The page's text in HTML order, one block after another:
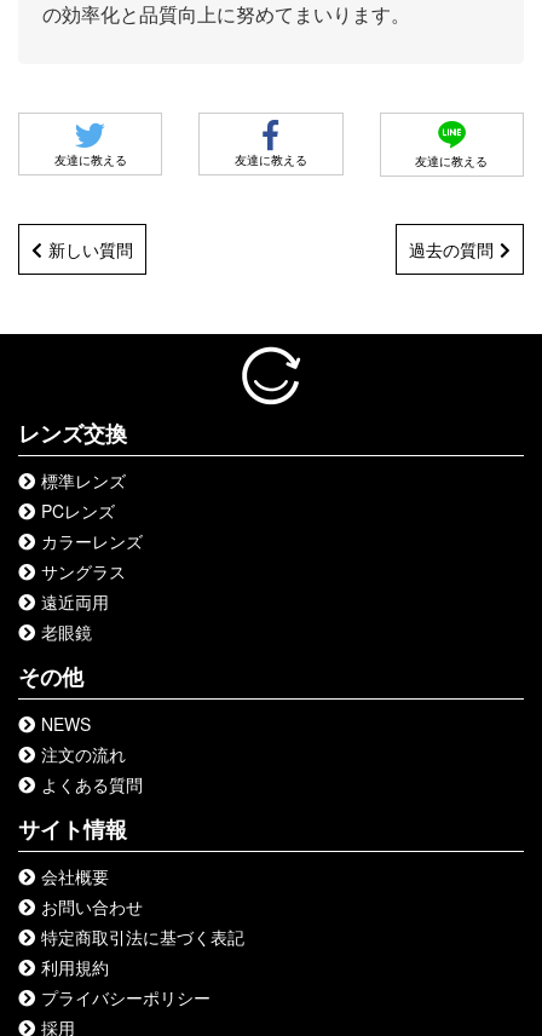
の効率化と品質向上に努めてまいります。
友達に教える 友達に教える 友達に教える
新しい質問 過去の質問
レンズ交換
標準レンズ
PCレンズ
カラーレンズ
サングラス
遠近両用
老眼鏡
その他
NEWS
注文の流れ
よくある質問
サイト情報
会社概要
お問い合わせ
特定商取引法に基づく表記
利用規約
プライバシーポリシー
採用